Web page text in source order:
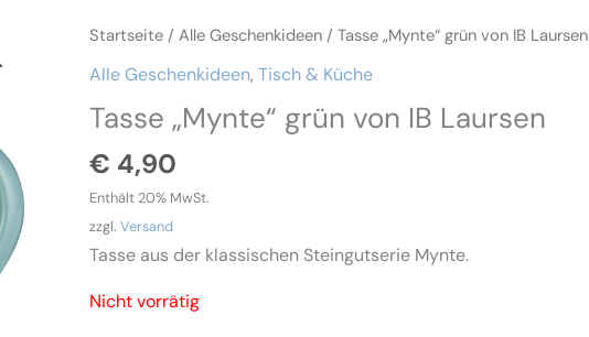
Startseite/ Alle Geschenkideen/ Tasse „Mynte“ grün von IB Laursen
Alle Geschenkideen, Tisch & Küche
Tasse „Mynte“ grün von IB Laursen
€ 4,90
Enthält 20% MwSt.
zzgl. Versand
Tasse aus der klassischen Steingutserie Mynte.
Nicht vorrätig